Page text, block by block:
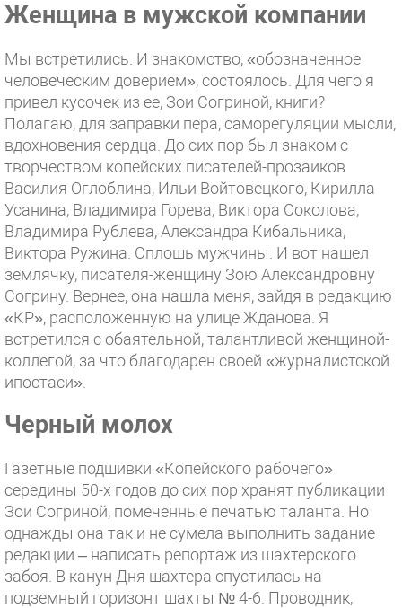
Женщина в мужской компании
Мы встретились. И знакомство, «обозначенное
человеческим доверием», состоялось. Для чего я
привел кусочек из ее, Зои Согриной, книги?
Полагаю, для заправки пера, саморегуляции мысли,
вдохновения сердца. До сих пор был знаком с
творчеством копейских писателей-прозаиков
Василия Оглоблина, Ильи Войтовецкого, Кирилла
Усанина, Владимира Горева, Виктора Соколова,
Владимира Рублева, Александра Кибальника,
Виктора Ружина. Сплошь мужчины. И вот нашел
землячку, писателя-женщину Зою Александровну
Согрину. Вернее, она нашла меня, зайдя в редакцию
«КР», расположенную на улице Жданова. Я
встретился с обаятельной, талантливой женщиной-
коллегой, за что благодарен своей «журналистской
ипостаси».
Черный молох
Газетные подшивки «Копейского рабочего»
середины 50-х годов до сих пор хранят публикации
Зои Согриной, помеченные печатью таланта. Но
однажды она так и не сумела выполнить задание
редакции – написать репортаж из шахтерского
забоя. В канун Дня шахтера спустилась на
подземный горизонт шахты № 4-6. Проводник,